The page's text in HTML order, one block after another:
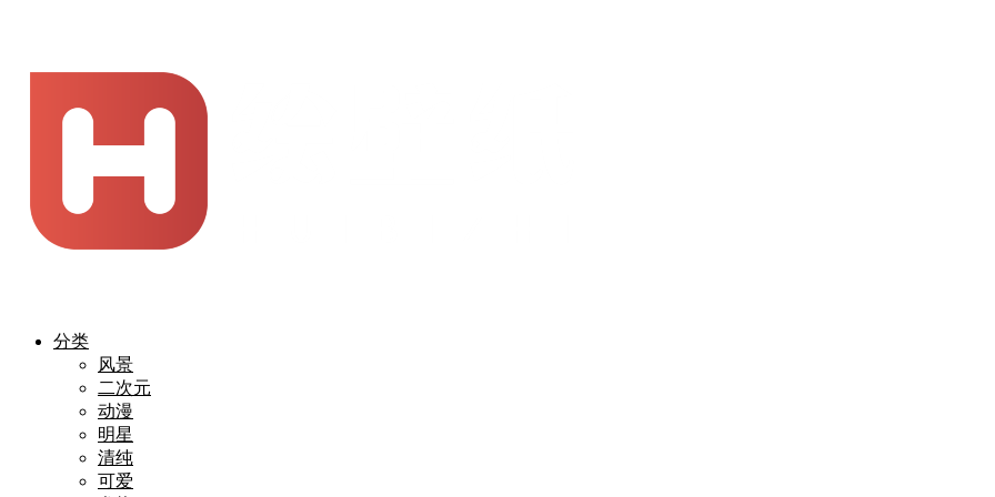
分类
风景
二次元
动漫
明星
清纯
可爱